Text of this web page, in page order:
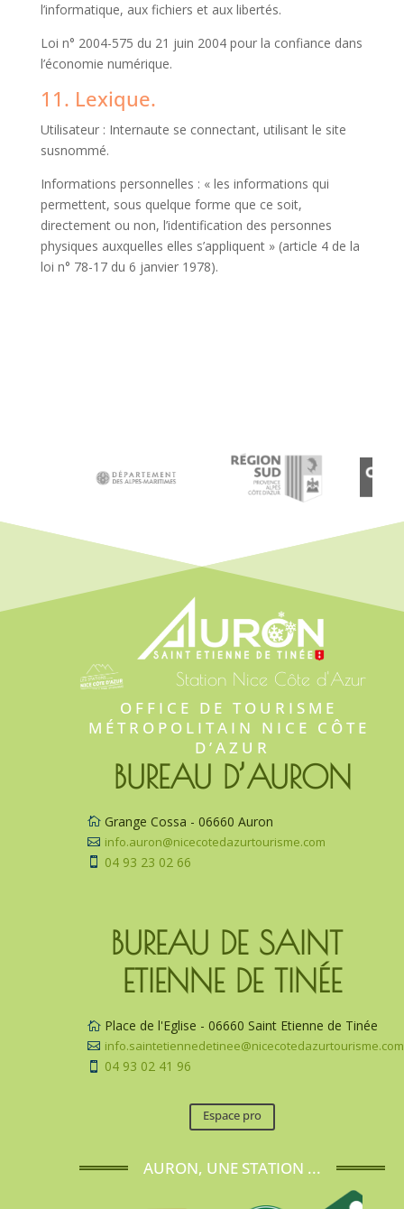
l’informatique, aux fichiers et aux libertés.
Loi n° 2004-575 du 21 juin 2004 pour la confiance dans
l’économie numérique.
11. Lexique.
Utilisateur : Internaute se connectant, utilisant le site
susnommé.
Informations personnelles : « les informations qui
permettent, sous quelque forme que ce soit,
directement ou non, l’identification des personnes
physiques auxquelles elles s’appliquent » (article 4 de la
loi n° 78-17 du 6 janvier 1978).
Station Nice Côte d'Azur
OFFICE DE TOURISME
MÉTROPOLITAIN NICE CÔTE
D’AZUR
BUREAU D’AURON
 Grange Cossa - 06660 Auron
 info.auron@nicecotedazurtourisme.com
 04 93 23 02 66
BUREAU DE SAINT
ETIENNE DE TINÉE
 Place de l'Eglise - 06660 Saint Etienne de Tinée
 info.saintetiennedetinee@nicecotedazurtourisme.com
 04 93 02 41 96
Espace pro
AURON, UNE STATION ...